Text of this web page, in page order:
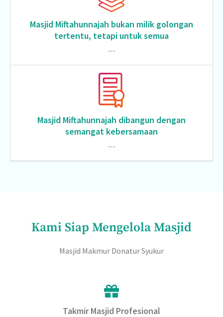
Masjid Miftahunnajah bukan milik golongan
tertentu, tetapi untuk semua
---
Masjid Miftahunnajah dibangun dengan
semangat kebersamaan
---
Kami Siap Mengelola Masjid
Masjid Makmur Donatur Syukur
Takmir Masjid Profesional